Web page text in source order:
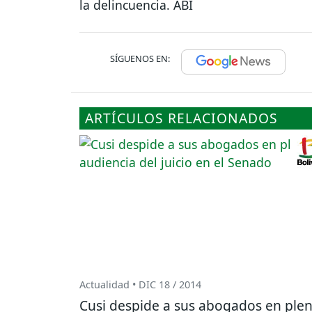
la delincuencia. ABI
SÍGUENOS EN:
ARTÍCULOS RELACIONADOS
Actualidad • DIC 18 / 2014
Cusi despide a sus abogados en